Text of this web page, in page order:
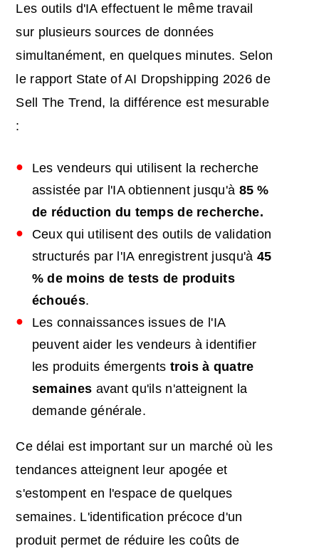
Les outils d'IA effectuent le même travail
sur plusieurs sources de données
simultanément, en quelques minutes. Selon
le rapport State of AI Dropshipping 2026 de
Sell The Trend, la différence est mesurable
:
Les vendeurs qui utilisent la recherche
assistée par l'IA obtiennent jusqu'à 85 %
de réduction du temps de recherche.
Ceux qui utilisent des outils de validation
structurés par l'IA enregistrent jusqu'à 45
% de moins de tests de produits
échoués.
Les connaissances issues de l'IA
peuvent aider les vendeurs à identifier
les produits émergents trois à quatre
semaines avant qu'ils n'atteignent la
demande générale.
Ce délai est important sur un marché où les
tendances atteignent leur apogée et
s'estompent en l'espace de quelques
semaines. L'identification précoce d'un
produit permet de réduire les coûts de